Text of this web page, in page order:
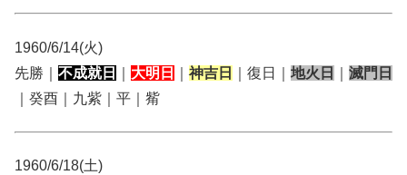
1960/6/14(火)
先勝｜ 不成就日 大明日 神吉日 ｜復日｜ 地火日
滅門日
｜癸酉｜九紫｜平｜觜
1960/6/18(土)